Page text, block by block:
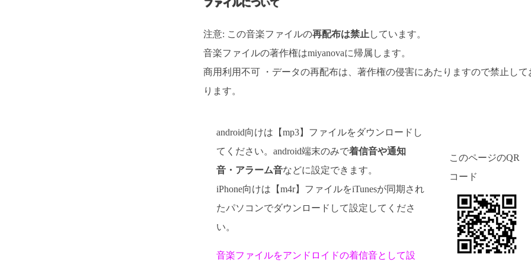
ファイルについて
注意: この音楽ファイルの再配布は禁止 しています。
音楽ファイルの著作権はmiyanovaに帰属します。
商用利用不可 ・データの再配布は、著作権の侵害にあたりますので禁止して
ります。
android向けは【mp3】ファイルをダウンロードし
てください。android端末のみで着信音や通知
音・アラーム音などに設定できます。
iPhone向けは【m4r】ファイルをiTunesが同期され
たパソコンでダウンロードして設定してくださ
い。
音楽ファイルをアンドロイドの着信音として設
このページのQR
コード